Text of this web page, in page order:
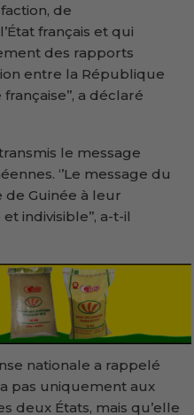
de
français et qui
des rapports
entre la République
a déclaré
le message
‘’Le message du
Guinée à leur
indivisible’’, a-t-il
nationale a rappelé
pas uniquement aux
deux États, mais qu’elle